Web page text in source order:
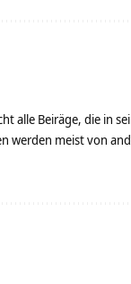
alle Beiräge, die in
meist von